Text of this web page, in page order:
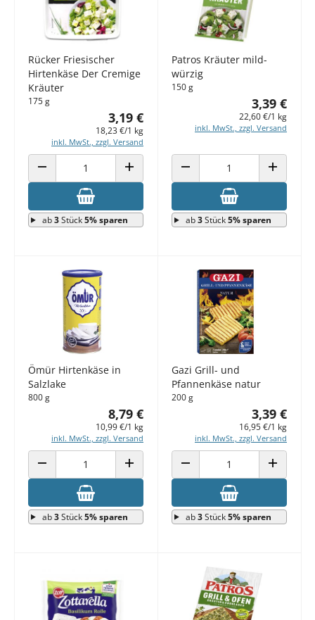
Rücker Friesischer
Hirtenkäse Der Cremige
Kräuter
175 g
3,19 €
18,23 €/1 kg
inkl. MwSt., zzgl. Versand
ANZAHL VERRINGERN ANZAHL ERHÖHEN
ab3Stück5% sparen
Patros Kräuter mild-
würzig
150 g
3,39 €
22,60 €/1 kg
inkl. MwSt., zzgl. Versand
ANZAHL VERRINGERN ANZAHL
ab3Stück5% sparen
Ömür Hirtenkäse in
Salzlake
800 g
8,79 €
10,99 €/1 kg
inkl. MwSt., zzgl. Versand
ANZAHL VERRINGERN ANZAHL ERHÖHEN
ab3Stück5% sparen
Gazi Grill- und
Pfannenkäse natur
200 g
3,39 €
16,95 €/1 kg
inkl. MwSt., zzgl. Versand
ANZAHL VERRINGERN ANZAHL
ab3Stück5% sparen